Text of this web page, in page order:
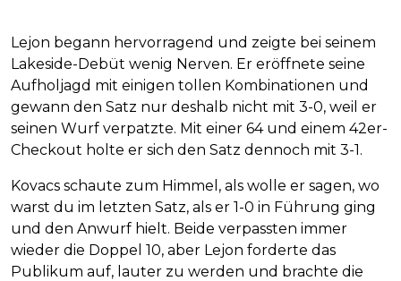
Lejon begann hervorragend und zeigte bei seinem
Lakeside-Debüt wenig Nerven. Er eröffnete seine
Aufholjagd mit einigen tollen Kombinationen und
gewann den Satz nur deshalb nicht mit 3-0, weil er
seinen Wurf verpatzte. Mit einer 64 und einem 42er-
Checkout holte er sich den Satz dennoch mit 3-1.
Kovacs schaute zum Himmel, als wolle er sagen, wo
warst du im letzten Satz, als er 1-0 in Führung ging
und den Anwurf hielt. Beide verpassten immer
wieder die Doppel 10, aber Lejon forderte das
Publikum auf, lauter zu werden und brachte die